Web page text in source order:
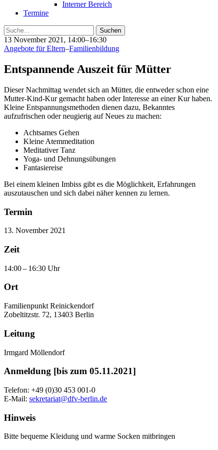
Interner Bereich
Termine
Suche
13 November 2021, 14:00–16:30
Angebote für Eltern–Familienbildung
Entspannende Auszeit für Mütter
Dieser Nachmittag wendet sich an Mütter, die entweder schon eine
Mutter-Kind-Kur gemacht haben oder Interesse an einer Kur haben.
Kleine Entspannungsmethoden dienen dazu, Bekanntes
aufzufrischen oder neugierig auf Neues zu machen:
Achtsames Gehen
Kleine Atemmeditation
Meditativer Tanz
Yoga- und Dehnungsübungen
Fantasiereise
Bei einem kleinen Imbiss gibt es die Möglichkeit, Erfahrungen
auszutauschen und sich dabei näher kennen zu lernen.
Termin
13. November 2021
Zeit
14:00 – 16:30 Uhr
Ort
Familienpunkt Reinickendorf
Zobeltitzstr. 72, 13403 Berlin
Leitung
Irmgard Möllendorf
Anmeldung [bis zum 05.11.2021]
Telefon: +49 (0)30 453 001-0
E-Mail: sekretariat@dfv-berlin.de
Hinweis
Bitte bequeme Kleidung und warme Socken mitbringen